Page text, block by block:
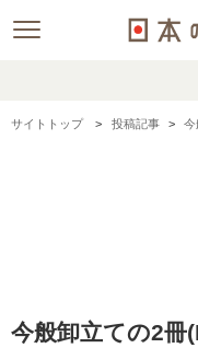
サイトトップ 投稿記事 今
今般卸立ての2冊